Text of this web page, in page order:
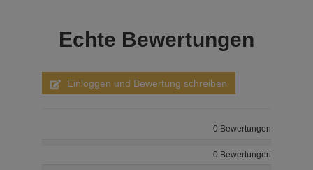
Echte Bewertungen
Einloggen und Bewertung schreiben
0 Bewertungen
0 Bewertungen